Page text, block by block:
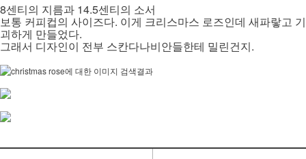
8센티의 지름과 14.5센티의 소서
보통 커피컵의 사이즈다. 이게 크리스마스 로즈인데 새파랗고 기
괴하게 만들었다.
그래서 디자인이 전부 스칸다나비안들한테 밀린건지.